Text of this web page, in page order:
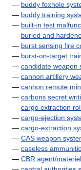
— buddy foxhole
— buddy training
— built-in test
— buried and
— burst sensing fire
— burst-on-target
— candidate weapon
— cannon artillery
— cannon remote
— carbons secret
— cargo extraction
— cargo-ejection
— cargo-extraction
— CAS weapon
— caseless
— CBR agent/